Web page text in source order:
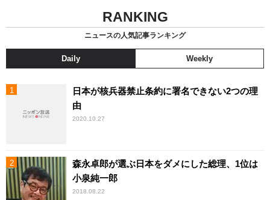
RANKING
ニュースの人気記事ランキング
Daily Weekly
日本が核兵器禁止条約に署名できない2つの理
由
2020.10.27
森永卓郎が選ぶ日本をダメにした総理、1位は
小泉純一郎
2018.08.22